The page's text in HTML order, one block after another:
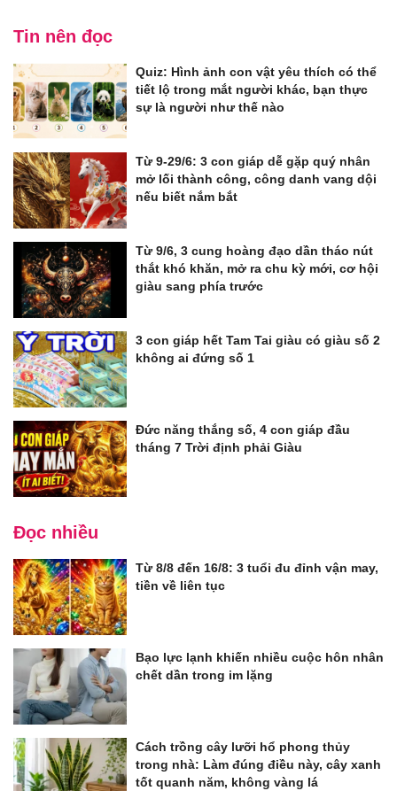
Tin nên đọc
Quiz: Hình ảnh con vật yêu thích có thể
tiết lộ trong mắt người khác, bạn thực
sự là người như thế nào
Từ 9-29/6: 3 con giáp dễ gặp quý nhân
mở lối thành công, công danh vang dội
nếu biết nắm bắt
Từ 9/6, 3 cung hoàng đạo dần tháo nút
thắt khó khăn, mở ra chu kỳ mới, cơ hội
giàu sang phía trước
3 con giáp hết Tam Tai giàu có giàu số 2
không ai đứng số 1
Đức năng thắng số, 4 con giáp đầu
tháng 7 Trời định phải Giàu
Đọc nhiều
Từ 8/8 đến 16/8: 3 tuổi đu đỉnh vận may,
tiền về liên tục
Bạo lực lạnh khiến nhiều cuộc hôn nhân
chết dần trong im lặng
Cách trồng cây lưỡi hổ phong thủy
trong nhà: Làm đúng điều này, cây xanh
tốt quanh năm, không vàng lá